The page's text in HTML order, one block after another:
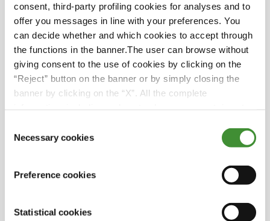
consent, third-party profiling cookies for analyses and to
offer you messages in line with your preferences. You
can decide whether and which cookies to accept through
the functions in the banner.The user can browse without
giving consent to the use of cookies by clicking on the
“Reject” button on the banner or by simply closing the
banner by clicking on the “X”. All the complete
Selection
Necessary cookies
Preference cookies
Statistical cookies
Lorena Pea, wie BKT das Xtractor-Team dabei
unterstützt hat, einen positiven Einfluss auf das
Leben der Bedürftigen zu nehmen, und sehen
Sie, wie unser Engagement für die soziale
Verantwortung von Unternehmen
Veränderungen für Gemeinschaften auf der
ganzen Welt bewirkt.
und Trikots an die Kinder der High School von